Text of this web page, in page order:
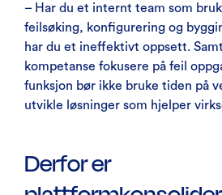
– Har du et internt team som
feilsøking, konfigurering og
har du et ineffektivt oppsett.
kompetanse fokusere på feil
funksjon bør ikke bruke tiden på
utvikle løsninger som hjelper
Derfor er